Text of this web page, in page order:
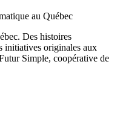
Des histoires
initiatives originales aux
Simple, coopérative de